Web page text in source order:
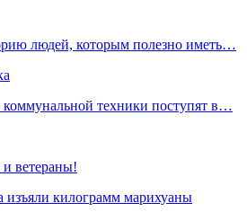
людей, которым полезно иметь…
техники поступят в…
ветераны!
изъяли килограмм марихуаны